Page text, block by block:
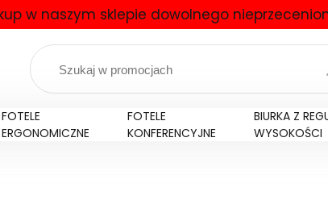
w naszym sklepie dowolnego
FOTELE
ERGONOMICZNE
FOTELE
KONFERENCYJNE
BIURKA Z
WYSOKOŚCI